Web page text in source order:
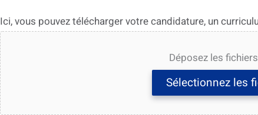
Ici, vous pouvez télécharger votre candidature, un
Déposez les
Sélectionnez les